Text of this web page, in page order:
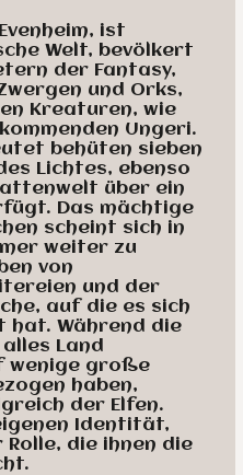
ist
Welt, bevölkert
der Fantasy,
und Orks,
Kreaturen, wie
Ungeri.
behüten sieben
Lichtes, ebenso
über ein
Das mächtige
scheint sich in
weiter zu
von
und der
auf die es sich
hat. Während die
Land
wenige große
haben,
der Elfen.
Identität,
die ihnen die